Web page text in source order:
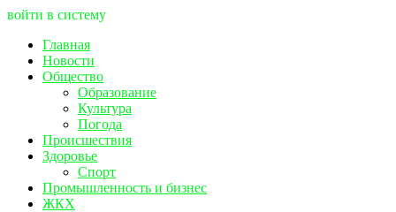
войти в систему
Главная
Новости
Общество
Образование
Культура
Погода
Происшествия
Здоровье
Спорт
Промышленность и бизнес
ЖКХ